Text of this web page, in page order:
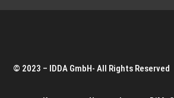
© 2023 – IDDA GmbH- All Rights Reserved